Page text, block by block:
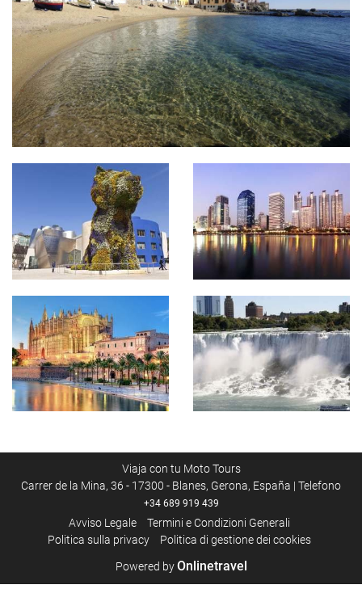
Viaja con tu Moto Tours
Carrer de la Mina, 36 - 17300 - Blanes, Gerona, España | Telefono
+34 689 919 439
Avviso Legale
Termini e Condizioni Generali
Politica sulla privacy
Politica di gestione dei cookies
Powered byOnlinetravel